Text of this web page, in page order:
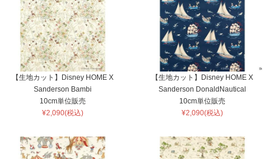
【生地カット】Disney HOME X
Sanderson Bambi
10cm単位販売
¥2,090(税込)
【生地カット】Disney HOME X
Sanderson DonaldNautical
10cm単位販売
¥2,090(税込)